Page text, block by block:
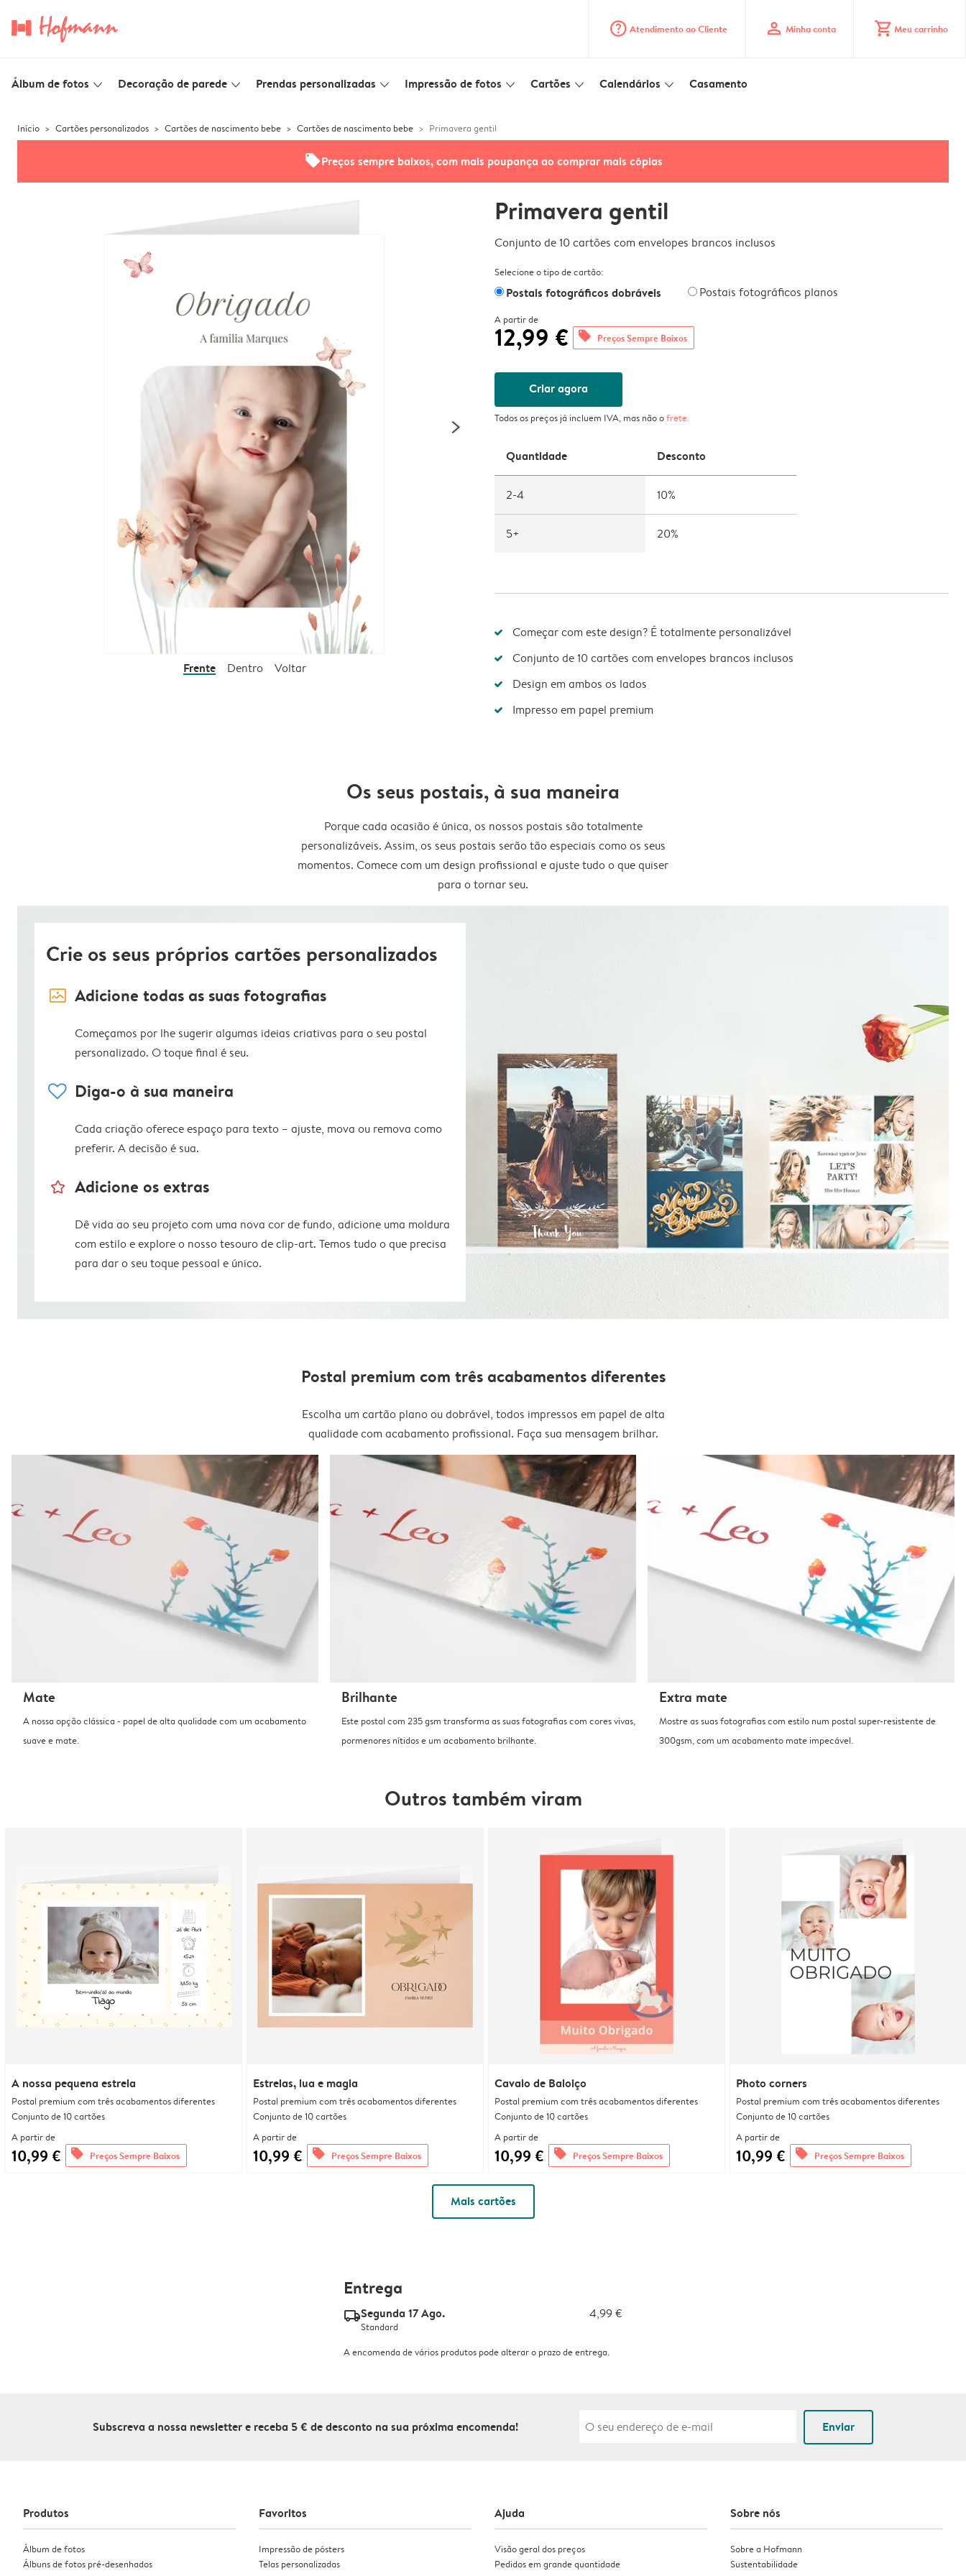
question_mark_circle Atendimento ao Cliente profile Minha conta shopping_cart Meu carrinho
Álbum de fotos slim_arrow_down Decoração de parede slim_arrow_down Prendas personalizadas slim_arrow_down Impressão de fotos slim_arrow_down Cartões slim_arrow_down Calendários slim_arrow_down Casamento
Início Cartões personalizados Cartões de nascimento bebe Cartões de nascimento bebe Primavera gentil
offersPreços sempre baixos, com mais poupança ao comprar mais cópias
Frente Dentro Voltar
Primavera gentil
Conjunto de 10 cartões com envelopes brancos inclusos
Selecione o tipo de cartão:
Postais fotográficos dobráveis Postais fotográficos planos
A partir de
12,99 € offers Preços Sempre Baixos
Criar agora
Todos os preços já incluem IVA, mas não ofrete.
Quantidade Desconto
2-4 10%
5+ 20%
Começar com este design? É totalmente personalizável
Conjunto de 10 cartões com envelopes brancos inclusos
Design em ambos os lados
Impresso em papel premium
Os seus postais, à sua maneira
Porque cada ocasião é única, os nossos postais são totalmente
personalizáveis. Assim, os seus postais serão tão especiais como os seus
momentos. Comece com um design profissional e ajuste tudo o que quiser
para o tornar seu.
Crie os seus próprios cartões personalizados
image_placeholder Adicione todas as suas fotografias
Começamos por lhe sugerir algumas ideias criativas para o seu postal
personalizado. O toque final é seu.
heart Diga-o à sua maneira
Cada criação oferece espaço para texto – ajuste, mova ou remova como
preferir. A decisão é sua.
star_outline Adicione os extras
Dê vida ao seu projeto com uma nova cor de fundo, adicione uma moldura
com estilo e explore o nosso tesouro de clip-art. Temos tudo o que precisa
para dar o seu toque pessoal e único.
Postal premium com três acabamentos diferentes
Escolha um cartão plano ou dobrável, todos impressos em papel de alta
qualidade com acabamento profissional. Faça sua mensagem brilhar.
Mate
A nossa opção clássica - papel de alta qualidade com um acabamento
suave e mate.
Brilhante
Este postal com 235 gsm transforma as suas fotografias com cores vivas,
pormenores nítidos e um acabamento brilhante.
Extra mate
Mostre as suas fotografias com estilo num postal super-resistente de
300gsm, com um acabamento mate impecável.
Outros também viram
A nossa pequena estrela
Postal premium com três acabamentos diferentes
Conjunto de 10 cartões
A partir de
10,99 € offers Preços Sempre Baixos
Estrelas, lua e magia
Postal premium com três acabamentos diferentes
Conjunto de 10 cartões
A partir de
10,99 € offers Preços Sempre Baixos
Cavalo de Baloiço
Postal premium com três acabamentos diferentes
Conjunto de 10 cartões
A partir de
10,99 € offers Preços Sempre Baixos
Photo corners
Postal premium com três acabamentos diferentes
Conjunto de 10 cartões
A partir de
10,99 € offers Preços Sempre Baixos
Mais cartões
Entrega
delivery_standard_v2Segunda 17 Ago. 4,99 €
Standard
A encomenda de vários produtos pode alterar o prazo de entrega.
Subscreva a nossa newsletter e receba 5 € de desconto na sua próxima encomenda! Enviar
Produtos
Álbum de fotos
Álbuns de fotos pré-desenhados
Favoritos
Impressão de pósters
Telas personalizadas
Ajuda
Visão geral dos preços
Pedidos em grande quantidade
Sobre nós
Sobre a Hofmann
Sustentabilidade